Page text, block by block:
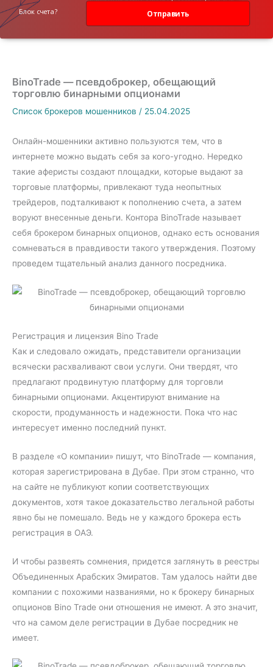
Блок счета? Отправить
BinoTrade — псевдоброкер, обещающий
торговлю бинарными опционами
Список брокеров мошенников / 25.04.2025
Онлайн-мошенники активно пользуются тем, что в
интернете можно выдать себя за кого-угодно. Нередко
такие аферисты создают площадки, которые выдают за
торговые платформы, привлекают туда неопытных
трейдеров, подталкивают к пополнению счета, а затем
воруют внесенные деньги. Контора BinoTrade называет
себя брокером бинарных опционов, однако есть основания
сомневаться в правдивости такого утверждения. Поэтому
проведем тщательный анализ данного посредника.
Регистрация и лицензия Bino Trade
Как и следовало ожидать, представители организации
всячески расхваливают свои услуги. Они твердят, что
предлагают продвинутую платформу для торговли
бинарными опционами. Акцентируют внимание на
скорости, продуманность и надежности. Пока что нас
интересует именно последний пункт.
В разделе «О компании» пишут, что BinoTrade — компания,
которая зарегистрирована в Дубае. При этом странно, что
на сайте не публикуют копии соответствующих
документов, хотя такое доказательство легальной работы
явно бы не помешало. Ведь не у каждого брокера есть
регистрация в ОАЭ.
И чтобы развеять сомнения, придется заглянуть в реестры
Объединенных Арабских Эмиратов. Там удалось найти две
компании с похожими названиями, но к брокеру бинарных
опционов Bino Trade они отношения не имеют. А это значит,
что на самом деле регистрации в Дубае посредник не
имеет.